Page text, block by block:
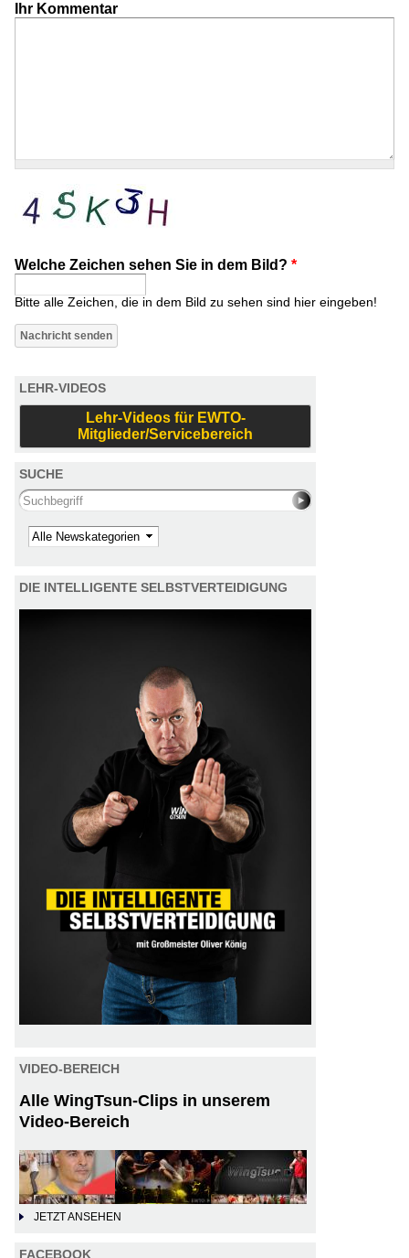
Ihr Kommentar
Welche Zeichen sehen Sie in dem Bild? *
Bitte alle Zeichen, die in dem Bild zu sehen sind hier eingeben!
LEHR-VIDEOS
Lehr-Videos für EWTO-
Mitglieder/Servicebereich
SUCHE
Search this site
Kategorie
DIE INTELLIGENTE SELBSTVERTEIDIGUNG
VIDEO-BEREICH
Alle WingTsun-Clips in unserem
Video-Bereich
JETZT ANSEHEN
FACEBOOK